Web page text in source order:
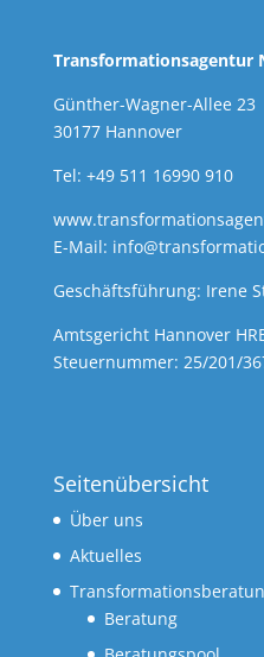
Transformationsagentur
Günther-Wagner-Allee 23
30177 Hannover
Tel: +49 511 16990 910
E-Mail:
Geschäftsführung: Irene
Amtsgericht Hannover
Steuernummer: 25/201/
Seitenübersicht
Über uns
Aktuelles
Beratung